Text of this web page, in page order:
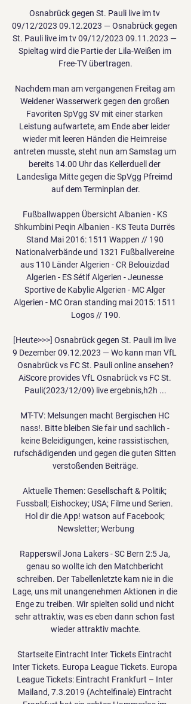
Osnabrück gegen St. Pauli live im tv
09/12/2023 09.12.2023 — Osnabrück gegen
St. Pauli live im tv 09/12/2023 09.11.2023 —
Spieltag wird die Partie der Lila-Weißen im
Free-TV übertragen.
Nachdem man am vergangenen Freitag am
Weidener Wasserwerk gegen den großen
Favoriten SpVgg SV mit einer starken
Leistung aufwartete, am Ende aber leider
wieder mit leeren Händen die Heimreise
antreten musste, steht nun am Samstag um
bereits 14.00 Uhr das Kellerduell der
Landesliga Mitte gegen die SpVgg Pfreimd
auf dem Terminplan der.
Fußballwappen Übersicht Albanien - KS
Shkumbini Peqin Albanien - KS Teuta Durrës
Stand Mai 2016: 1511 Wappen // 190
Nationalverbände und 1321 Fußballvereine
aus 110 Länder Algerien - CR Belouizdad
Algerien - ES Sétif Algerien - Jeunesse
Sportive de Kabylie Algerien - MC Alger
Algerien - MC Oran standing mai 2015: 1511
Logos // 190.
[Heute>>>] Osnabrück gegen St. Pauli im live
9 Dezember 09.12.2023 — Wo kann man VfL
Osnabrück vs FC St. Pauli online ansehen?
AiScore provides VfL Osnabrück vs FC St.
Pauli(2023/12/09) live ergebnis,h2h ...
MT-TV: Melsungen macht Bergischen HC
nass!. Bitte bleiben Sie fair und sachlich -
keine Beleidigungen, keine rassistischen,
rufschädigenden und gegen die guten Sitten
verstoßenden Beiträge.
Aktuelle Themen: Gesellschaft & Politik;
Fussball; Eishockey; USA; Filme und Serien.
Hol dir die App! watson auf Facebook;
Newsletter; Werbung
Rapperswil Jona Lakers - SC Bern 2:5 Ja,
genau so wollte ich den Matchbericht
schreiben. Der Tabellenletzte kam nie in die
Lage, uns mit unangenehmen Aktionen in die
Enge zu treiben. Wir spielten solid und nicht
sehr attraktiv, was es eben dann schon fast
wieder attraktiv machte.
Startseite Eintracht Inter Tickets Eintracht
Inter Tickets. Europa League Tickets. Europa
League Tickets: Eintracht Frankfurt – Inter
Mailand, 7.3.2019 (Achtelfinale) Eintracht